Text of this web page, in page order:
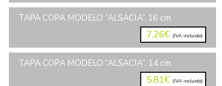
TAPA COPA MODELO “ALSACIA”, 16 cm
7,26€ (IVA incluido)
TAPA COPA MODELO “ALSACIA”, 14 cm
5,81€ (IVA incluido)